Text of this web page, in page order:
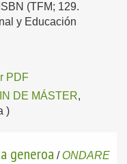
(TFM; 129.
y Educación
PDF
DE MÁSTER,
)
generoa / ONDARE